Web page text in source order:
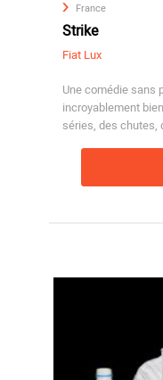
France
Strike
Fiat Lux
Une comédie sans
incroyablement
séries, des chutes,